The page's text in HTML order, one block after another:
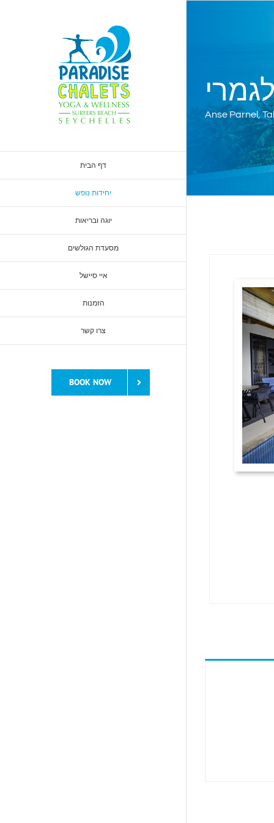
דף הבית
יחידות נופש
יוגה ובריאות
מסעדת הגולשים
איי סיישל
הזמנות
צרו קשר
BOOK NOW
Anse Parnel,